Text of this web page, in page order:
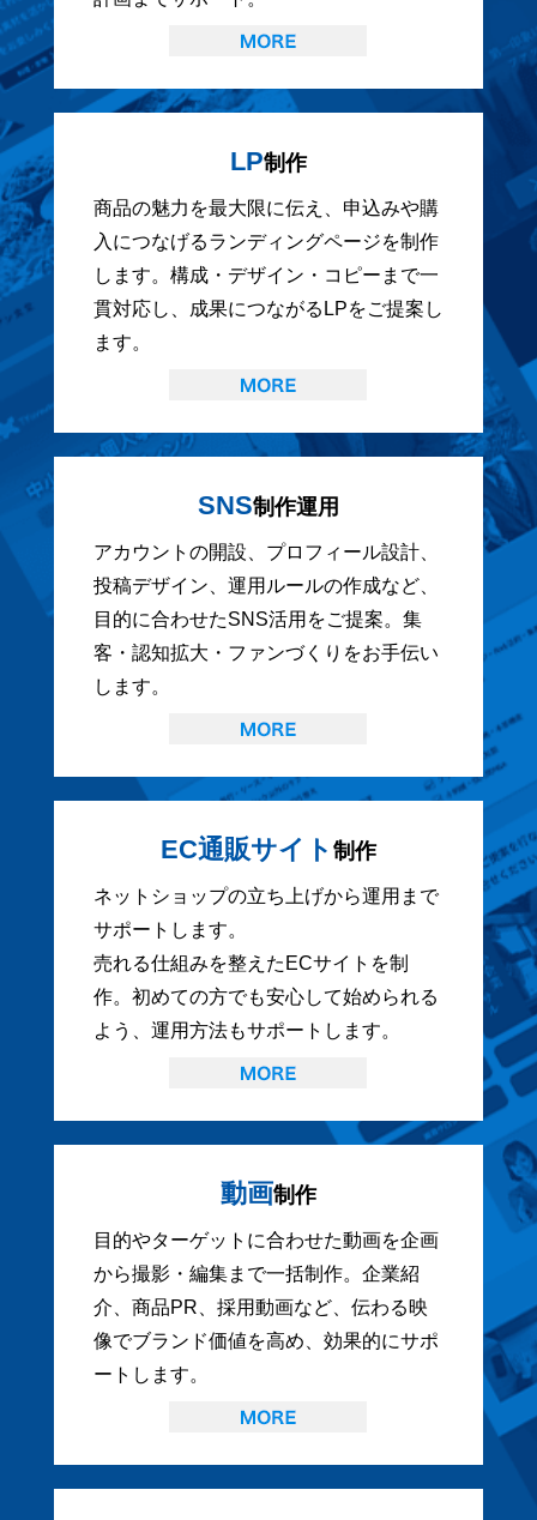
LP制作
商品の魅力を最大限に伝え、申込みや購
入につなげるランディングページを制作
します。構成・デザイン・コピーまで一
貫対応し、成果につながるLPをご提案し
ます。
SNS制作運用
アカウントの開設、プロフィール設計、
投稿デザイン、運用ルールの作成など、
目的に合わせたSNS活用をご提案。集
客・認知拡大・ファンづくりをお手伝い
します。
EC通販サイト 制作
ネットショップの立ち上げから運用まで
サポートします。
売れる仕組みを整えたECサイトを制
作。初めての方でも安心して始められる
よう、運用方法もサポートします。
動画制作
目的やターゲットに合わせた動画を企画
から撮影・編集まで一括制作。企業紹
介、商品PR、採用動画など、伝わる映
像でブランド価値を高め、効果的にサポ
ートします。